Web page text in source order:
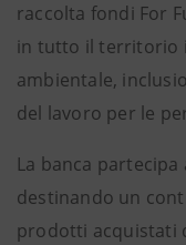
raccolta fondi For
in tutto il territorio
ambientale,
del lavoro per le
La banca
destinando un
prodotti acquistati